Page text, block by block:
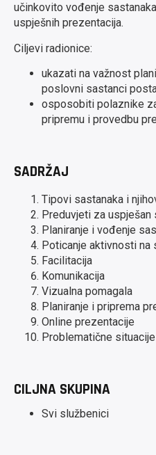
učinkovito vođenje
uspješnih prezentacija.
Ciljevi radionice:
ukazati na važnost
poslovni sastanci
osposobiti polaznike
pripremu i provedbu
SADRŽAJ
Tipovi sastanaka i
Preduvjeti za uspješan
Planiranje i vođenje
Poticanje aktivnosti na
Facilitacija
Komunikacija
Vizualna pomagala
Planiranje i priprema
Online prezentacije
Problematične
CILJNA SKUPINA
Svi službenici